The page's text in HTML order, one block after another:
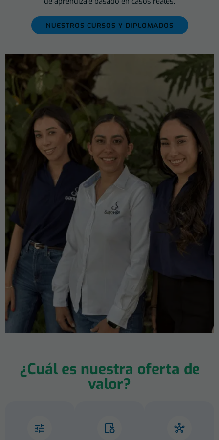
NUESTROS CURSOS Y DIPLOMADOS
¿Cuál es nuestra oferta de
valor?